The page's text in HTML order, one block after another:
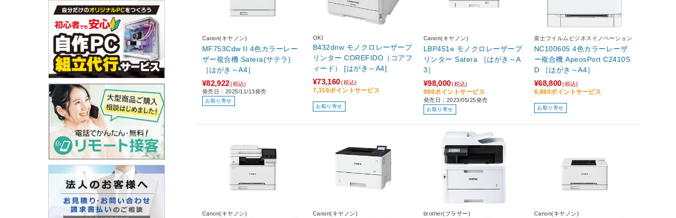
Canon(キヤノン)
MF753Cdw II 4色カラーレー
ザー複合機 Satera(サテラ)
［はがき～A4］
¥82,922(税込)
発売日：2025/11/13発売
お取り寄せ
OKI
B432dnw モノクロレーザープ
リンター COREFIDO（コアフ
ィード） [はがき～A4]
¥73,160(税込)
7,316ポイントサービス
お取り寄せ
Canon(キヤノン)
LBP451e モノクロレーザープ
リンター Satera ［はがき～A
3］
¥98,000(税込)
980ポイントサービス
発売日：2023/05/25発売
お取り寄せ
富士フイルムビジネスイノベーション
NC100605 4色カラーレーザ
ー複合機 ApeosPort C2410S
D ［はがき～A4］
¥68,800(税込)
6,880ポイントサービス
お取り寄せ
Canon(キヤノン) Canon(キヤノン) brother(ブラザー) Canon(キヤノン)